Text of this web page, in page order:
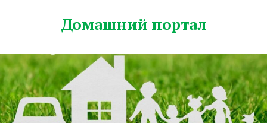
Домашний портал